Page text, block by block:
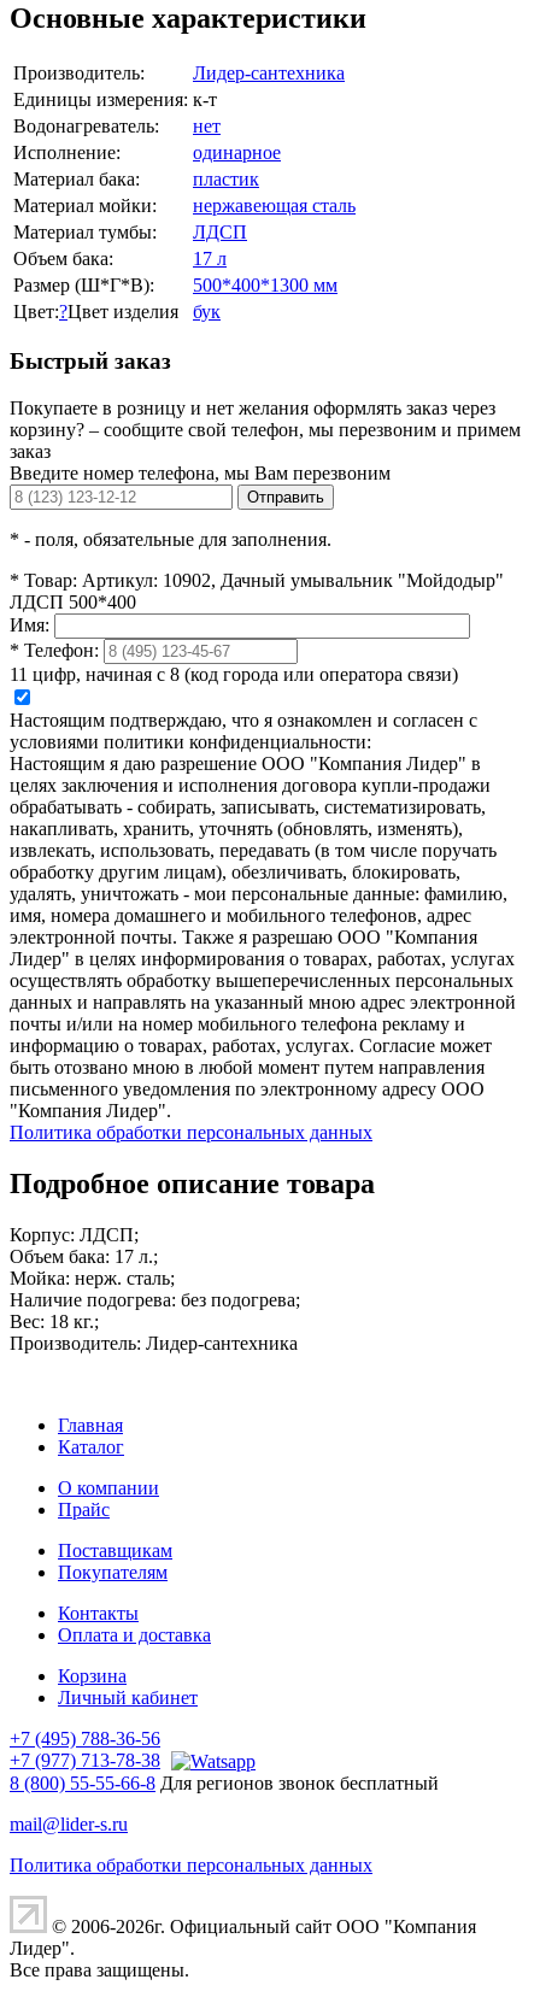
Основные характеристики
Производитель:
Лидер-сантехника
Единицы измерения: к-т
Водонагреватель:
нет
Исполнение:
одинарное
Материал бака:
пластик
Материал мойки:
нержавеющая сталь
Материал тумбы:
ЛДСП
Объем бака:
17 л
Размер (Ш*Г*В):
500*400*1300 мм
Цвет:?Цвет изделия бук
Быстрый заказ
Покупаете в розницу и нет желания оформлять заказ через
корзину? – сообщите свой телефон, мы перезвоним и примем
заказ
Введите номер телефона, мы Вам перезвоним
Отправить
* - поля, обязательные для заполнения.
* Товар: Артикул: 10902, Дачный умывальник "Мойдодыр"
ЛДСП 500*400
Имя:
* Телефон:
11 цифр, начиная с 8 (код города или оператора связи)
Настоящим подтверждаю, что я ознакомлен и согласен с
условиями политики конфиденциальности:
Настоящим я даю разрешение ООО "Компания Лидер" в
целях заключения и исполнения договора купли-продажи
обрабатывать - собирать, записывать, систематизировать,
накапливать, хранить, уточнять (обновлять, изменять),
извлекать, использовать, передавать (в том числе поручать
обработку другим лицам), обезличивать, блокировать,
удалять, уничтожать - мои персональные данные: фамилию,
имя, номера домашнего и мобильного телефонов, адрес
электронной почты. Также я разрешаю ООО "Компания
Лидер" в целях информирования о товарах, работах, услугах
осуществлять обработку вышеперечисленных персональных
данных и направлять на указанный мною адрес электронной
почты и/или на номер мобильного телефона рекламу и
информацию о товарах, работах, услугах. Согласие может
быть отозвано мною в любой момент путем направления
письменного уведомления по электронному адресу ООО
"Компания Лидер".
Политика обработки персональных данных
Подробное описание товара
Корпус: ЛДСП;
Объем бака: 17 л.;
Мойка: нерж. сталь;
Наличие подогрева: без подогрева;
Вес: 18 кг.;
Производитель: Лидер-сантехника
Главная
Каталог
О компании
Прайс
Поставщикам
Покупателям
Контакты
Оплата и доставка
Корзина
Личный кабинет
+7 (495) 788-36-56
+7 (977) 713-78-38
8 (800) 55-55-66-8 Для регионов звонок бесплатный
mail@lider-s.ru
Политика обработки персональных данных
© 2006-2026г. Официальный сайт ООО "Компания
Лидер".
Все права защищены.